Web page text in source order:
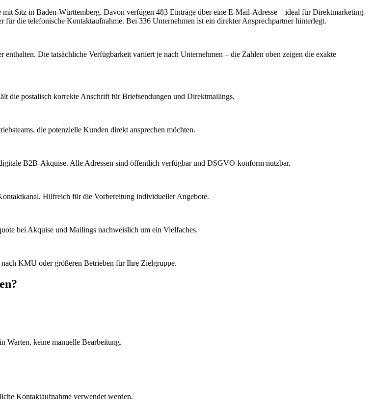
mit Sitz in Baden-Württemberg. Davon verfügen 483 Einträge über eine E-Mail-Adresse – ideal für Direktmarketing-
für die telefonische Kontaktaufnahme. Bei 336 Unternehmen ist ein direkter Ansprechpartner hinterlegt.
enthalten. Die tatsächliche Verfügbarkeit variiert je nach Unternehmen – die Zahlen oben zeigen die exakte
die postalisch korrekte Anschrift für Briefsendungen und Direktmailings.
die potenzielle Kunden direkt ansprechen möchten.
B2B-Akquise. Alle Adressen sind öffentlich verfügbar und DSGVO-konform nutzbar.
Hilfreich für die Vorbereitung individueller Angebote.
bei Akquise und Mailings nachweislich um ein Vielfaches.
KMU oder größeren Betrieben für Ihre Zielgruppe.
Warten, keine manuelle Bearbeitung.
Kontaktaufnahme verwendet werden.